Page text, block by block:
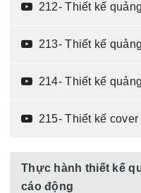
212- Thiết kế quảng cáo facebook
213- Thiết kế quảng cáo facebook
214- Thiết kế quảng cáo kiểu 1 ngang
215- Thiết kế cover
Thực hành thiết kế
cáo động